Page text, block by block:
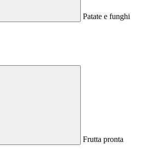
Patate e funghi
Frutta pronta